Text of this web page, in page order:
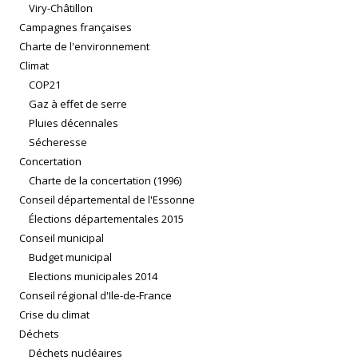
Viry-Châtillon
Campagnes françaises
Charte de l'environnement
Climat
COP21
Gaz à effet de serre
Pluies décennales
Sécheresse
Concertation
Charte de la concertation (1996)
Conseil départemental de l'Essonne
Élections départementales 2015
Conseil municipal
Budget municipal
Elections municipales 2014
Conseil régional d'Ile-de-France
Crise du climat
Déchets
Déchets nucléaires